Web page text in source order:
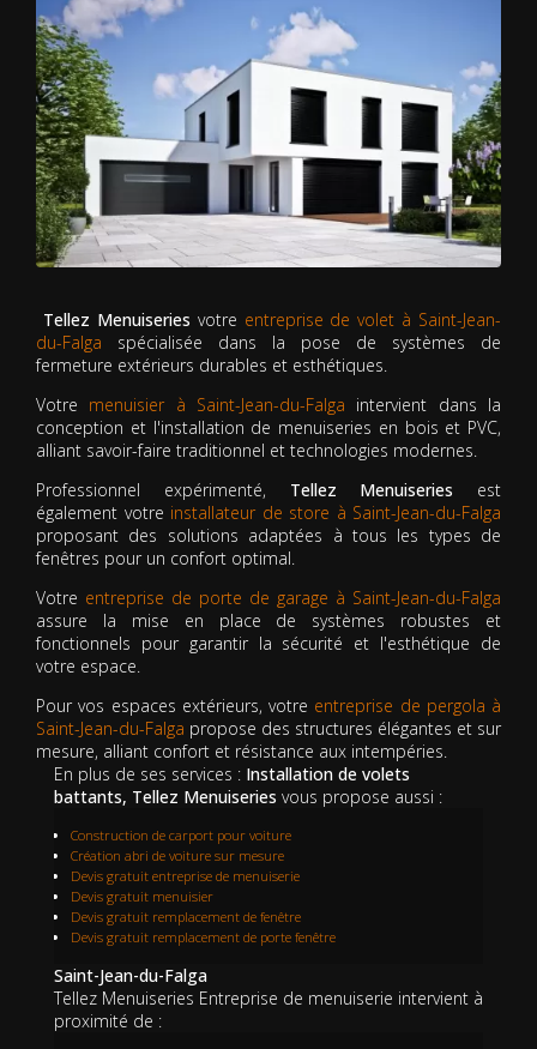
Tellez Menuiseries votre entreprise de volet à Saint-Jean-
du-Falga spécialisée dans la pose de systèmes de
fermeture extérieurs durables et esthétiques.
Votre menuisier à Saint-Jean-du-Falga intervient dans la
conception et l'installation de menuiseries en bois et PVC,
alliant savoir-faire traditionnel et technologies modernes.
Professionnel expérimenté, Tellez Menuiseries est
également votre installateur de store à Saint-Jean-du-Falga
proposant des solutions adaptées à tous les types de
fenêtres pour un confort optimal.
Votre entreprise de porte de garage à Saint-Jean-du-Falga
assure la mise en place de systèmes robustes et
fonctionnels pour garantir la sécurité et l'esthétique de
votre espace.
Pour vos espaces extérieurs, votre entreprise de pergola à
Saint-Jean-du-Falga propose des structures élégantes et sur
mesure, alliant confort et résistance aux intempéries.
En plus de ses services : Installation de volets
battants, Tellez Menuiseries vous propose aussi :
Construction de carport pour voiture
Création abri de voiture sur mesure
Devis gratuit entreprise de menuiserie
Devis gratuit menuisier
Devis gratuit remplacement de fenêtre
Devis gratuit remplacement de porte fenêtre
Saint-Jean-du-Falga
Tellez Menuiseries Entreprise de menuiserie intervient à
proximité de :